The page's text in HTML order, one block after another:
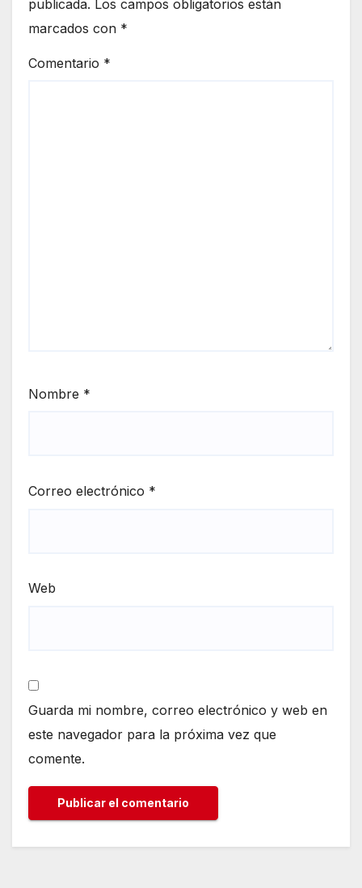
publicada. Los campos obligatorios están
marcados con *
Comentario *
Nombre *
Correo electrónico *
Web
Guarda mi nombre, correo electrónico y web en
este navegador para la próxima vez que
comente.